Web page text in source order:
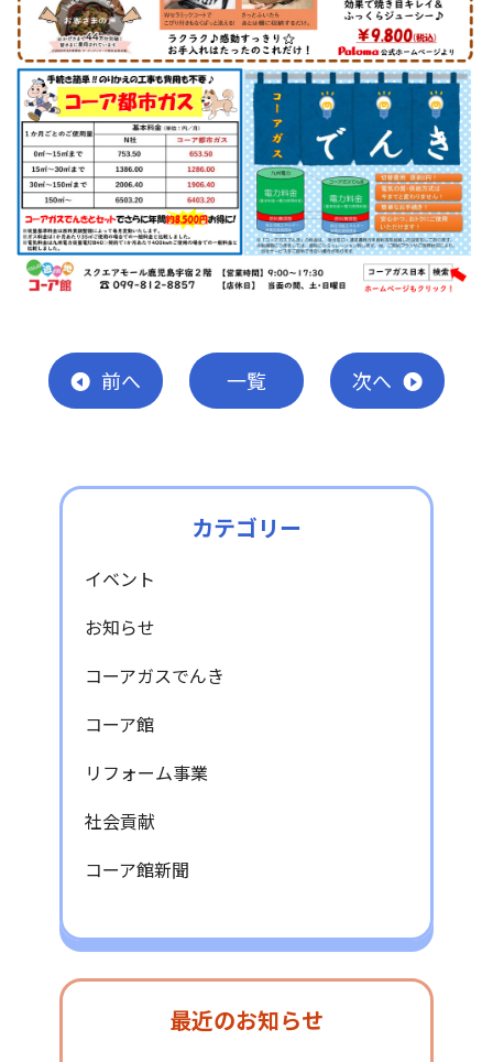
前へ 一覧 次へ
カテゴリー
イベント
お知らせ
コーアガスでんき
コーア館
リフォーム事業
社会貢献
コーア館新聞
最近のお知らせ